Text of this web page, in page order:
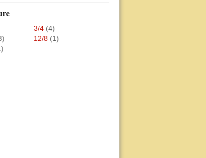
3/4 (4)
12/8 (1)